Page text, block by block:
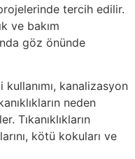
tercih edilir.
ve bakım
göz önünde
kanalizasyon
neden
Tıkanıklıkların
kötü kokuları ve